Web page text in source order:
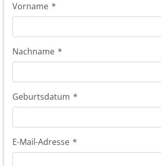
Vorname *
Nachname *
Geburtsdatum *
E-Mail-Adresse *